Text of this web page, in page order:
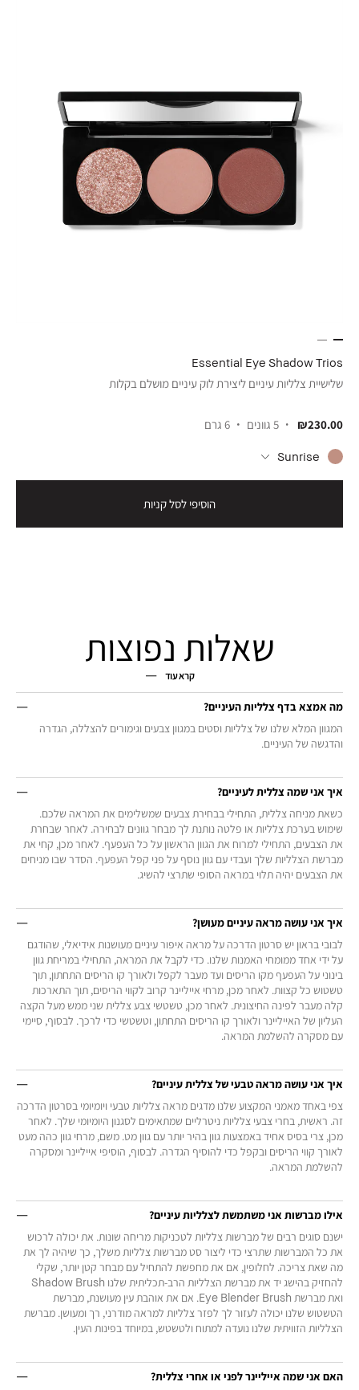
Essential Eye Shadow Trios
שלישיית צלליות עיניים ליצירת לוק עיניים מושלם בקלות
₪230.00 5 גוונים 6 גרם
Sunrise
הוסיפי לסל קניות
שאלות נפוצות
קרא עוד
מה אמצא בדף צלליות העיניים?
המגוון המלא שלנו של צלליות וסטים במגוון צבעים וגימורים להצללה, הגדרה
והדגשה של העיניים.
איך אני שמה צללית לעיניים?
כשאת מניחה צללית, התחילי בבחירת צבעים שמשלימים את המראה שלכם.
שימוש בערכת צלליות או פלטה נותנת לך מבחר גוונים לבחירה. לאחר שבחרת
את הצבעים, התחילי למרוח את הגוון הראשון על כל העפעף. לאחר מכן, קחי את
מברשת הצלליות שלך ועבדי עם גוון נוסף על פני קפל העפעף. הסדר שבו מניחים
את הצבעים יהיה תלוי במראה הסופי שתרצי להשיג.
איך אני עושה מראה עיניים מעושן?
לבובי בראון יש סרטון הדרכה על מראה איפור עיניים מעושנות אידיאלי, שהודגם
על ידי אחד ממומחי האמנות שלנו. כדי לקבל את המראה, התחילי במריחת גוון
בינוני על העפעף מקו הריסים ועד מעבר לקפל ולאורך קו הריסים התחתון, תוך
טשטוש כל קצוות. לאחר מכן, מרחי אייליינר קרוב לקווי הריסים, תוך התארכות
קלה מעבר לפינה החיצונית. לאחר מכן, טשטשי צבע צללית שני ממש מעל הקצה
העליון של האייליינר ולאורך קו הריסים התחתון, וטשטשי כדי לרכך. לבסוף, סיימי
עם מסקרה להשלמת המראה.
איך אני עושה מראה טבעי של צללית עיניים?
צפי באחד מאמני המקצוע שלנו מדגים מראה צלליות טבעי ויומיומי בסרטון הדרכה
זה. ראשית, בחרי צבעי צלליות ניטרליים שמתאימים לסגנון היומיומי שלך. לאחר
מכן, צרי בסיס אחיד באמצעות גוון בהיר יותר עם גוון מט. משם, מרחי גוון כהה מעט
לאורך קווי הריסים ובקפל כדי להוסיף הגדרה. לבסוף, הוסיפי אייליינר ומסקרה
להשלמת המראה.
אילו מברשות אני משתמשת לצלליות עיניים?
ישנם סוגים רבים של מברשות צלליות לטכניקות מריחה שונות. את יכולה לרכוש
את כל המברשות שתרצי כדי ליצור סט מברשות צלליות משלך, כך שיהיה לך את
מה שאת צריכה. לחלופין, אם את מחפשת להתחיל עם מבחר קטן יותר, שקלי
להחזיק בהישג יד את מברשת הצלליות הרב-תכליתית שלנו Shadow Brush
ואת מברשת Eye Blender Brush. אם את אוהבת עין מעושנת, מברשת
הטשטוש שלנו יכולה לעזור לך לפזר צלליות למראה מודרני, רך ומעושן. מברשת
הצלליות הזוויתית שלנו נועדה למתוח ולטשטש, במיוחד בפינות העין.
האם אני שמה אייליינר לפני או אחרי צללית?